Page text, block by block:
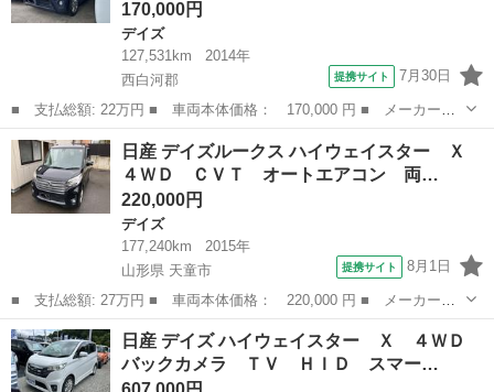
170,000円
デイズ
127,531km
2014年
西白河郡
提携サイト 7月30日
■ 支払総額: 22万円 ■ 車両本体価格： 170,000 円 ■ メーカー
名： 日産 ■ 車種名： デイズ ■ グレード名： ハイウェイスタ
ー Ｘ ナビ ＴＶ ＨＩＤ キーレスエントリー アイドリングス
トップ 電動格納...
福島 西白河郡 デイズ
日産 デイズルークス ハイウェイスター Ｘ
４ＷＤ ＣＶＴ オートエアコン 両…
220,000円
デイズ
177,240km
2015年
山形県 天童市
提携サイト 8月1日
■ 支払総額: 27万円 ■ 車両本体価格： 220,000 円 ■ メーカー
名： 日産 ■ 車種名： デイズルークス ■ グレード名： ハイウ
ェイスター Ｘ ４ＷＤ ＣＶＴ オートエアコン 両側スライド片
側電動スライドド...
山形 天童市 デイズ
日産 デイズ ハイウェイスター Ｘ ４ＷＤ
バックカメラ ＴＶ ＨＩＤ スマー…